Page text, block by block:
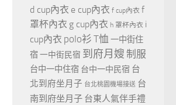
d cup內衣 e cup內衣 f cup內衣 f
罩杯內衣 g cup內衣 h 罩杯內衣 i
cup內衣 polo衫 T恤 一中街住
宿一中街民宿 到府月嫂 制服
台中一中住宿 台中一中民宿 台
北到府坐月子 台北桃園機場接送 台
南到府坐月子 台東人氣伴手禮